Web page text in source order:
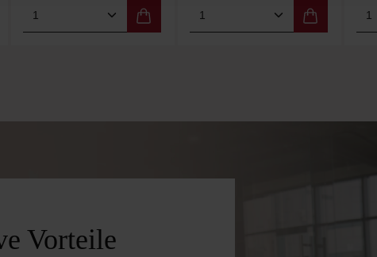
Wert ein oder benutze die Schaltflächen
den gewünschten Wert ein oder
Produkt Anzahl: Gib den gewünschten
Produkt Anzahl: Gib
Vorteile